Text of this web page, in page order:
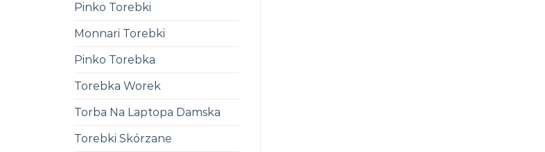
Pinko Torebki
Monnari Torebki
Pinko Torebka
Torebka Worek
Torba Na Laptopa Damska
Torebki Skórzane